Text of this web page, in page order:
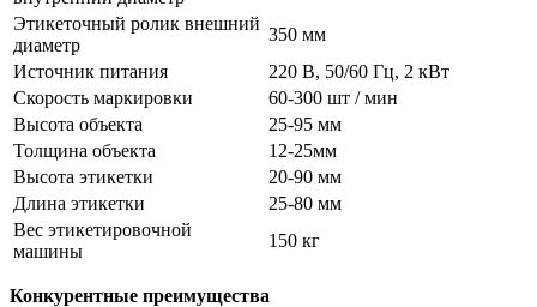
Этикеточный ролик внешний
диаметр
350 мм
Источник питания
220 В, 50/60 Гц, 2 кВт
Скорость маркировки
60-300 шт / мин
Высота объекта
25-95 мм
Толщина объекта
12-25мм
Высота этикетки
20-90 мм
Длина этикетки
25-80 мм
Вес этикетировочной
машины
150 кг
Конкурентные преимущества